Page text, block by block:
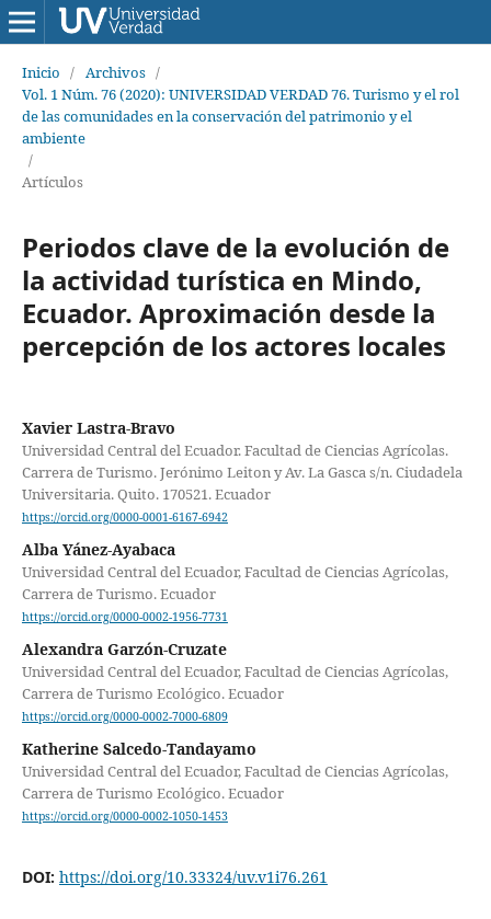
Inicio / Archivos /
Vol. 1 Núm. 76 (2020): UNIVERSIDAD VERDAD 76. Turismo y el rol
de las comunidades en la conservación del patrimonio y el
ambiente
/
Artículos
Periodos clave de la evolución de
la actividad turística en Mindo,
Ecuador. Aproximación desde la
percepción de los actores locales
Xavier Lastra-Bravo
Universidad Central del Ecuador. Facultad de Ciencias Agrícolas.
Carrera de Turismo. Jerónimo Leiton y Av. La Gasca s/n. Ciudadela
Universitaria. Quito. 170521. Ecuador
https://orcid.org/0000-0001-6167-6942
Alba Yánez-Ayabaca
Universidad Central del Ecuador, Facultad de Ciencias Agrícolas,
Carrera de Turismo. Ecuador
https://orcid.org/0000-0002-1956-7731
Alexandra Garzón-Cruzate
Universidad Central del Ecuador, Facultad de Ciencias Agrícolas,
Carrera de Turismo Ecológico. Ecuador
https://orcid.org/0000-0002-7000-6809
Katherine Salcedo-Tandayamo
Universidad Central del Ecuador, Facultad de Ciencias Agrícolas,
Carrera de Turismo Ecológico. Ecuador
https://orcid.org/0000-0002-1050-1453
DOI: https://doi.org/10.33324/uv.v1i76.261